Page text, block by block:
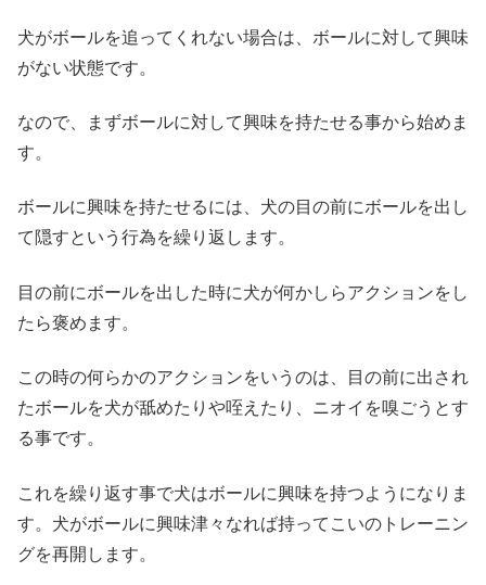
犬がボールを追ってくれない場合は、ボールに対して興味
がない状態です。
なので、まずボールに対して興味を持たせる事から始めま
す。
ボールに興味を持たせるには、犬の目の前にボールを出し
て隠すという行為を繰り返します。
目の前にボールを出した時に犬が何かしらアクションをし
たら褒めます。
この時の何らかのアクションをいうのは、目の前に出され
たボールを犬が舐めたりや咥えたり、ニオイを嗅ごうとす
る事です。
これを繰り返す事で犬はボールに興味を持つようになりま
す。犬がボールに興味津々なれば持ってこいのトレーニン
グを再開します。